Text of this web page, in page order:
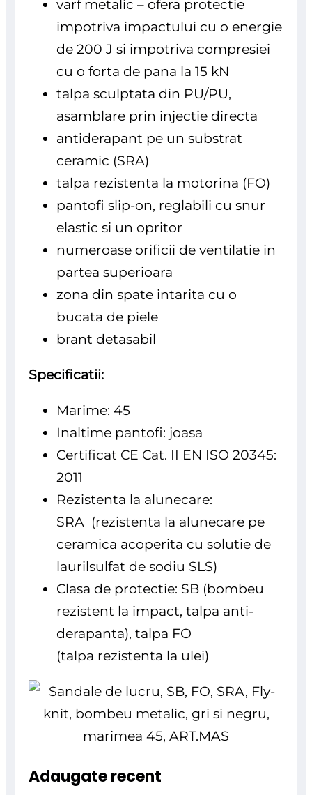
varf metalic – ofera protectie
impotriva impactului cu o energie
de 200 J si impotriva compresiei
cu o forta de pana la 15 kN
talpa sculptata din PU/PU,
asamblare prin injectie directa
antiderapant pe un substrat
ceramic (SRA)
talpa rezistenta la motorina (FO)
pantofi slip-on, reglabili cu snur
elastic si un opritor
numeroase orificii de ventilatie in
partea superioara
zona din spate intarita cu o
bucata de piele
brant detasabil
Specificatii:
Marime: 45
Inaltime pantofi: joasa
Certificat CE Cat. II EN ISO 20345:
2011
Rezistenta la alunecare:
SRA (rezistenta la alunecare pe
ceramica acoperita cu solutie de
laurilsulfat de sodiu SLS)
Clasa de protectie: SB (bombeu
rezistent la impact, talpa anti-
derapanta), talpa FO
(talpa rezistenta la ulei)
Adaugate recent